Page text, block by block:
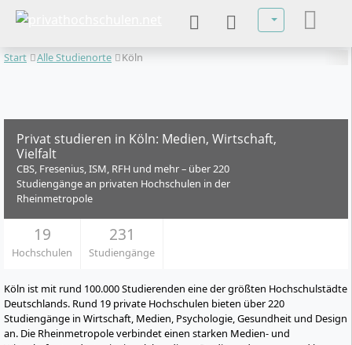
Sprache
Start Alle Studienorte Köln
Privat studieren in Köln: Medien, Wirtschaft,
Vielfalt
CBS, Fresenius, ISM, RFH und mehr – über 220
Studiengänge an privaten Hochschulen in der
Rheinmetropole
19
Hochschulen
231
Studiengänge
Köln ist mit rund 100.000 Studierenden eine der größten Hochschulstädte
Deutschlands. Rund 19 private Hochschulen bieten über 220
Studiengänge in Wirtschaft, Medien, Psychologie, Gesundheit und Design
an. Die Rheinmetropole verbindet einen starken Medien- und